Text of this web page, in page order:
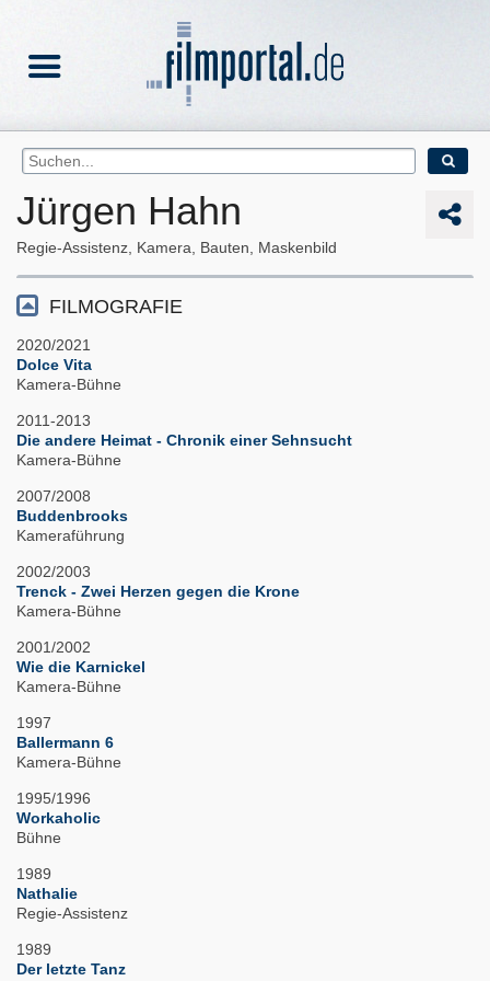
Jürgen Hahn
Regie-Assistenz, Kamera, Bauten, Maskenbild
FILMOGRAFIE
2020/2021
Dolce Vita
Kamera-Bühne
2011-2013
Die andere Heimat - Chronik einer Sehnsucht
Kamera-Bühne
2007/2008
Buddenbrooks
Kameraführung
2002/2003
Trenck - Zwei Herzen gegen die Krone
Kamera-Bühne
2001/2002
Wie die Karnickel
Kamera-Bühne
1997
Ballermann 6
Kamera-Bühne
1995/1996
Workaholic
Bühne
1989
Nathalie
Regie-Assistenz
1989
Der letzte Tanz